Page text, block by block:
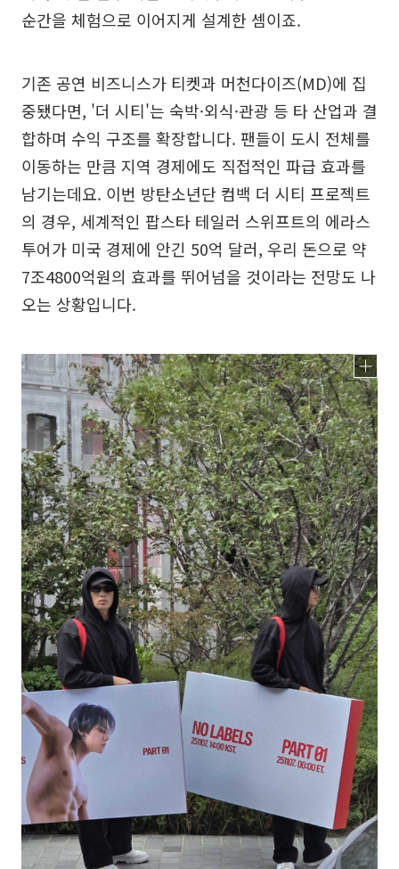
순간을 체험으로 이어지게 설계한 셈이죠.
기존 공연 비즈니스가 티켓과 머천다이즈(MD)에 집
중됐다면, '더 시티'는 숙박·외식·관광 등 타 산업과 결
합하며 수익 구조를 확장합니다. 팬들이 도시 전체를
이동하는 만큼 지역 경제에도 직접적인 파급 효과를
남기는데요. 이번 방탄소년단 컴백 더 시티 프로젝트
의 경우, 세계적인 팝스타 테일러 스위프트의 에라스
투어가 미국 경제에 안긴 50억 달러, 우리 돈으로 약
7조4800억원의 효과를 뛰어넘을 것이라는 전망도 나
오는 상황입니다.